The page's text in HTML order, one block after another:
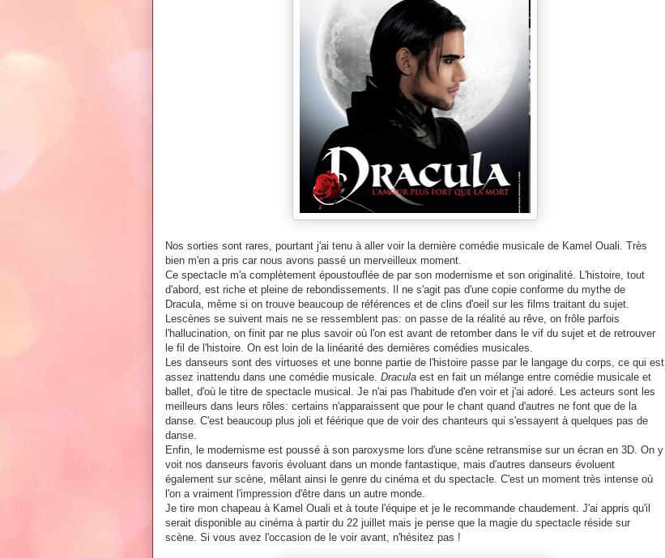
Nos sorties sont rares, pourtant j'ai tenu à aller voir la dernière comédie musicale de Kamel Ouali. Très
bien m'en a pris car nous avons passé un merveilleux moment.
Ce spectacle m'a complètement époustouflée de par son modernisme et son originalité. L'histoire, tout
d'abord, est riche et pleine de rebondissements. Il ne s'agit pas d'une copie conforme du mythe de
Dracula, même si on trouve beaucoup de références et de clins d'oeil sur les films traitant du sujet.
Lescènes se suivent mais ne se ressemblent pas: on passe de la réalité au rêve, on frôle parfois
l'hallucination, on finit par ne plus savoir où l'on est avant de retomber dans le vif du sujet et de retrouver
le fil de l'histoire. On est loin de la linéarité des dernières comédies musicales.
Les danseurs sont des virtuoses et une bonne partie de l'histoire passe par le langage du corps, ce qui est
assez inattendu dans une comédie musicale. Dracula est en fait un mélange entre comédie musicale et
ballet, d'où le titre de spectacle musical. Je n'ai pas l'habitude d'en voir et j'ai adoré. Les acteurs sont les
meilleurs dans leurs rôles: certains n'apparaissent que pour le chant quand d'autres ne font que de la
danse. C'est beaucoup plus joli et féérique que de voir des chanteurs qui s'essayent à quelques pas de
danse.
Enfin, le modernisme est poussé à son paroxysme lors d'une scène retransmise sur un écran en 3D. On y
voit nos danseurs favoris évoluant dans un monde fantastique, mais d'autres danseurs évoluent
également sur scène, mêlant ainsi le genre du cinéma et du spectacle. C'est un moment très intense où
l'on a vraiment l'impression d'être dans un autre monde.
Je tire mon chapeau à Kamel Ouali et à toute l'équipe et je le recommande chaudement. J'ai appris qu'il
serait disponible au cinéma à partir du 22 juillet mais je pense que la magie du spectacle réside sur
scène. Si vous avez l'occasion de le voir avant, n'hésitez pas !